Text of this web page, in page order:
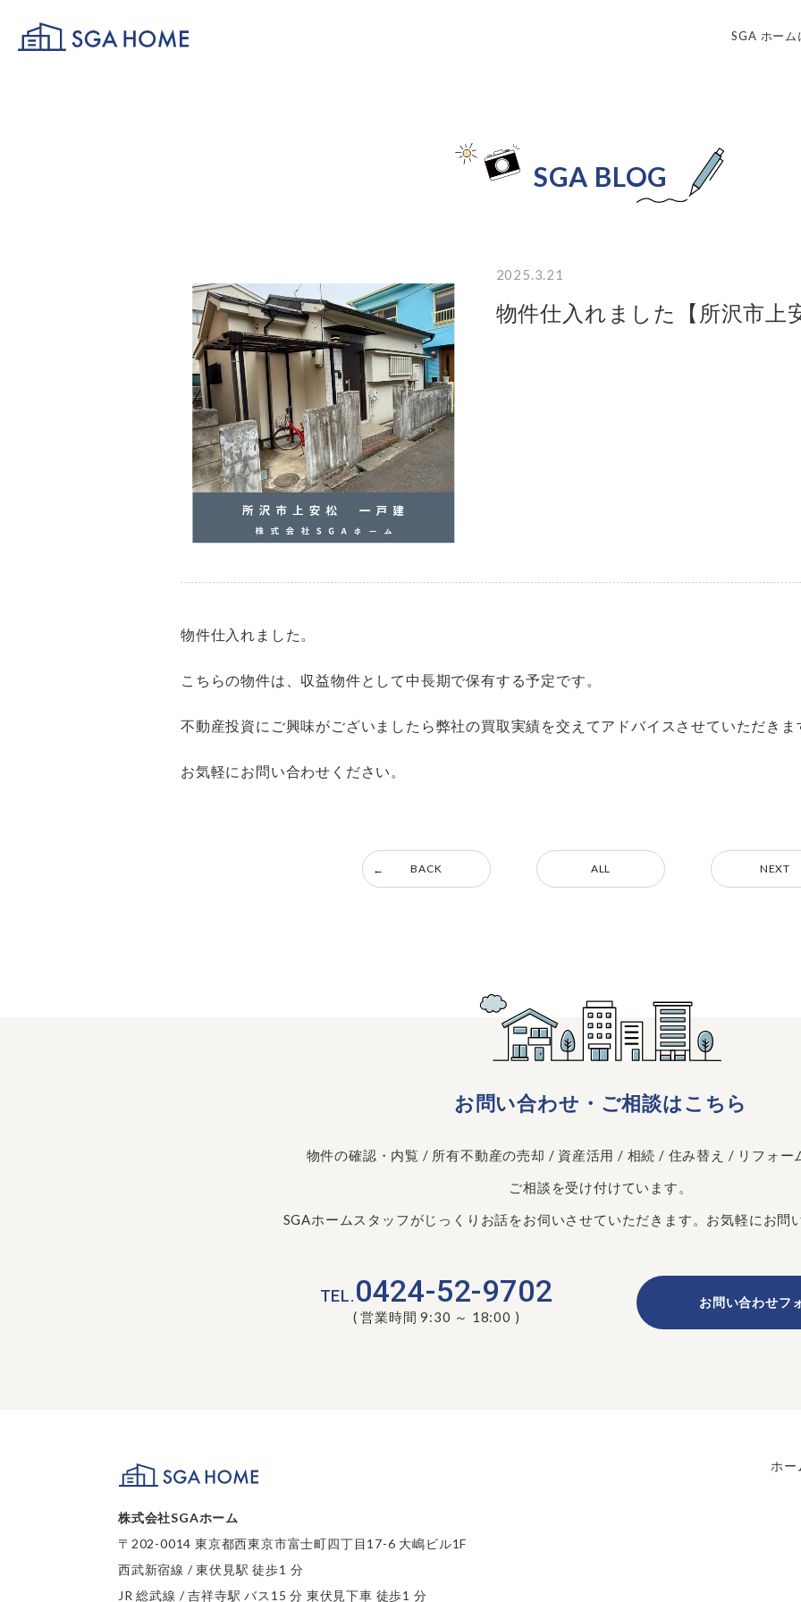
SGA ホーム
SGA BLOG
2025.3.21
物件仕入れました【所沢市
物件仕入れました。
こちらの物件は、収益物件として中長期で保有する予定です。
不動産投資にご興味がございましたら弊社の買取実績を交えてアドバイスさせていただきま
お気軽にお問い合わせください。
BACK ALL NEXT
お問い合わせ ・ ご相談はこちら
物件の確認・内覧 / 所有不動産の売却 / 資産活用 / 相続 / 住み替え / リフォー
ご相談を受け付けています。
SGAホームスタッフがじっくりお話をお伺いさせていただきます。お気軽にお問
TEL.0424-52-9702
( 営業時間 9:30 ～ 18:00 )
お問い合わせフ
ホー
株式会社SGAホーム
〒202-0014 東京都西東京市富士町四丁目17-6 大嶋ビル1F
西武新宿線 / 東伏見駅 徒歩1 分
JR 総武線 / 吉祥寺駅 バス15 分 東伏見下車 徒歩1 分